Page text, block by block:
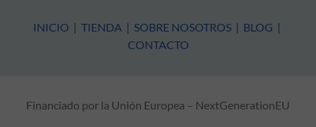
INICIO | TIENDA | SOBRE NOSOTROS | BLOG |
CONTACTO
Financiado por la Unión Europea – NextGenerationEU